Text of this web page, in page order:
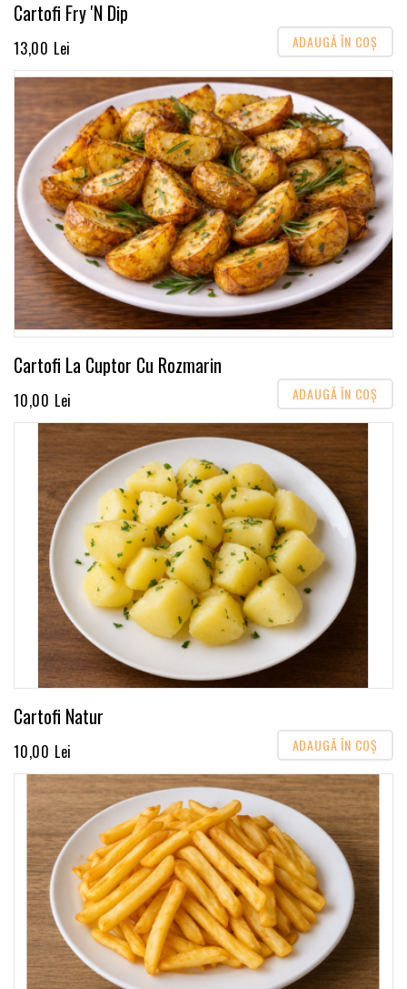
Cartofi Fry 'N Dip
13,00 Lei ADAUGĂ ÎN COŞ
Cartofi La Cuptor Cu Rozmarin
10,00 Lei ADAUGĂ ÎN COŞ
Cartofi Natur
10,00 Lei ADAUGĂ ÎN COŞ